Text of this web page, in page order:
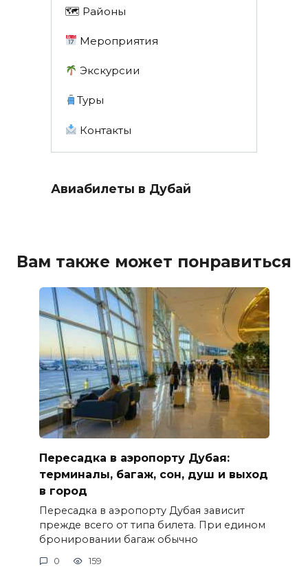
🗺 Районы
Мероприятия
Экскурсии
Туры
Контакты
Авиабилеты в Дубай
Вам также может понравиться
Пересадка в аэропорту Дубая:
терминалы, багаж, сон, душ и выход
в город
Пересадка в аэропорту Дубая зависит
прежде всего от типа билета. При едином
бронировании багаж обычно
0 159